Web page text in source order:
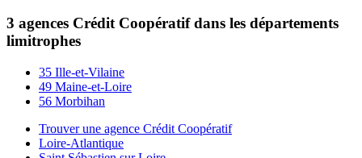
3 agences Crédit Coopératif dans les départements
limitrophes
35 Ille-et-Vilaine
49 Maine-et-Loire
56 Morbihan
Trouver une agence Crédit Coopératif
Loire-Atlantique